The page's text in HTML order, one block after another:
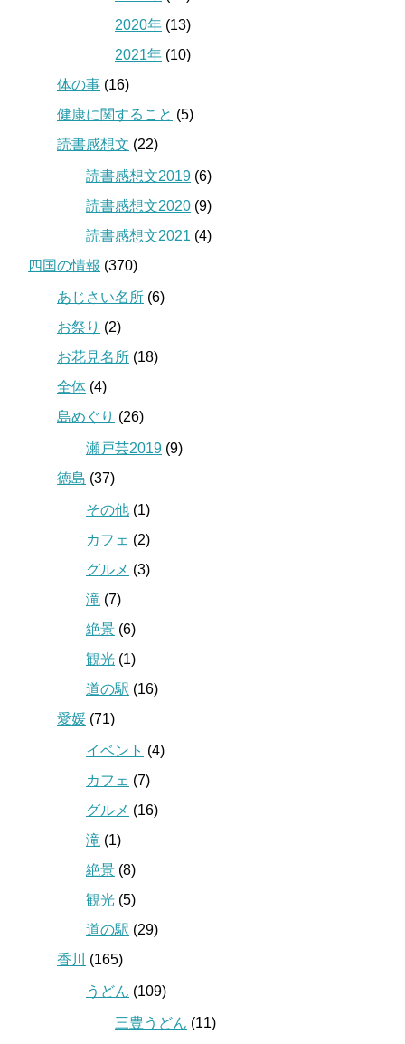
2020年 (13)
2021年 (10)
体の事 (16)
健康に関すること (5)
読書感想文 (22)
読書感想文2019 (6)
読書感想文2020 (9)
読書感想文2021 (4)
四国の情報 (370)
あじさい名所 (6)
お祭り (2)
お花見名所 (18)
全体 (4)
島めぐり (26)
瀬戸芸2019 (9)
徳島 (37)
その他 (1)
カフェ (2)
グルメ (3)
滝 (7)
絶景 (6)
観光 (1)
道の駅 (16)
愛媛 (71)
イベント (4)
カフェ (7)
グルメ (16)
滝 (1)
絶景 (8)
観光 (5)
道の駅 (29)
香川
(165)
うどん (109)
三豊うどん (11)